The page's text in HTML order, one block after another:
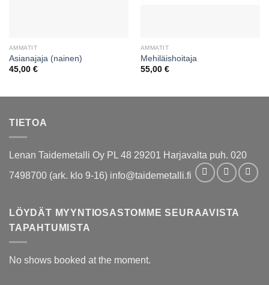
AMMATIT
Asianajaja (nainen)
45,00 €
AMMATIT
Mehiläishoitaja
55,00 €
TIETOA
Lenan Taidemetalli Oy PL 48 29201 Harjavalta puh. 020
7498700 (ark. klo 9-16) info@taidemetalli.fi
LÖYDÄT MYYNTIOSASTOMME SEURAAVISTA
TAPAHTUMISTA
No shows booked at the moment.